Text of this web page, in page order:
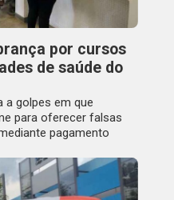
por cursos
de saúde do
a golpes em que
para oferecer falsas
pagamento